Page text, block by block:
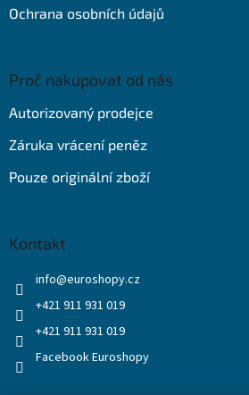
Ochrana osobních údajů
Proč nakupovat od nás
Autorizovaný prodejce
Záruka vrácení peněz
Pouze originální zboží
Kontakt
info@euroshopy.cz
+421 911 931 019
+421 911 931 019
Facebook Euroshopy